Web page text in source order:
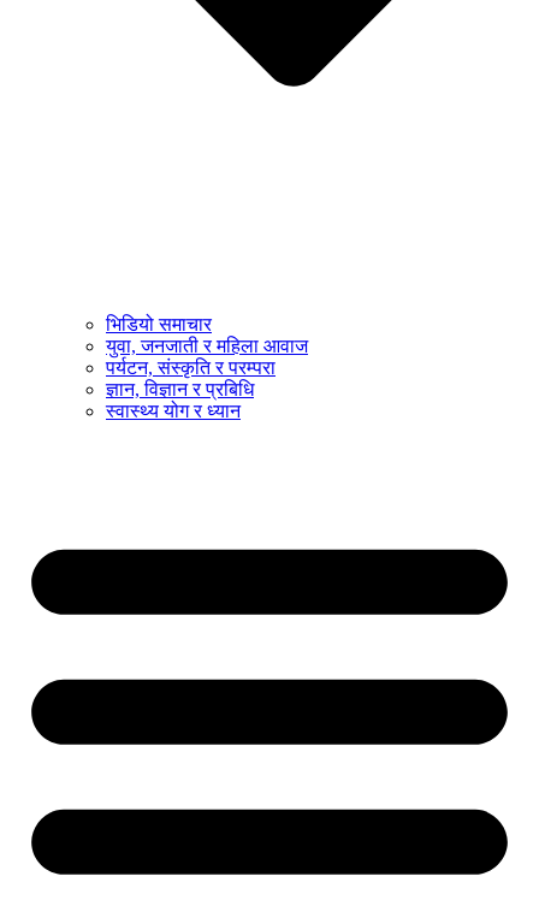
भिडियो समाचार
युवा, जनजाती र महिला आवाज
पर्यटन, संस्कृति र परम्परा
ज्ञान, विज्ञान र प्रबिधि
स्वास्थ्य योग र ध्यान